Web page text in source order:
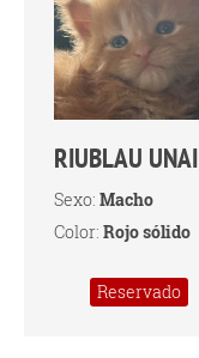
RIUBLAU UNAI
Sexo: Macho
Color: Rojo sólido
Reservado